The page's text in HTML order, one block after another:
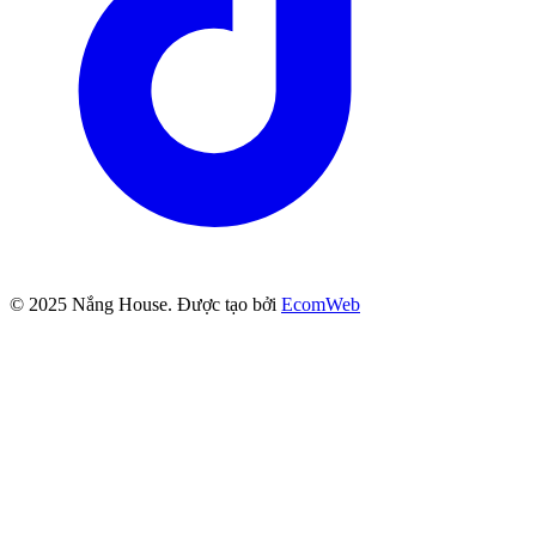
© 2025 Nắng House. Được tạo bởi EcomWeb